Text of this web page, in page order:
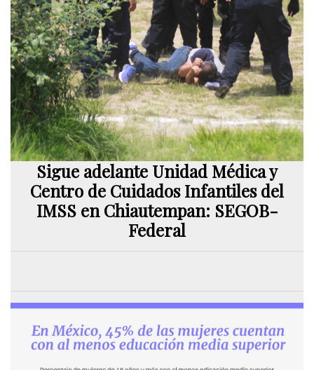
Sigue adelante Unidad Médica y
Centro de Cuidados Infantiles del
IMSS en Chiautempan: SEGOB-
Federal